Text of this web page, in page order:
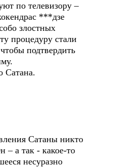
по телевизору –
***дзе
злостных
процедуру стали
подтвердить
Сатана.
Сатаны никто
– а так - какое-то
несуразно